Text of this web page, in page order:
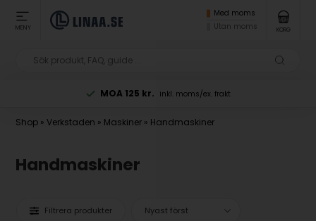
MENY
Med moms
Utan moms
KORG
MOA 125 kr. inkl. moms/ex. frakt
Shop »Verkstaden » Maskiner » Handmaskiner
Handmaskiner
Filtrera produkter